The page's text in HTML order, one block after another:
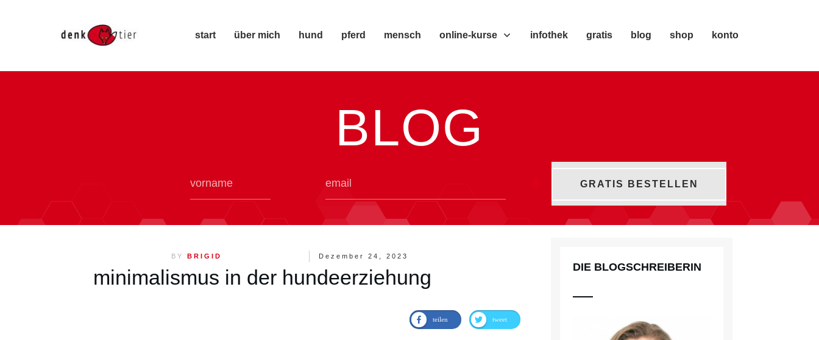
start über mich hund pferd mensch online-kurse infothek gratis blog shop konto
BLOG
GRATIS BESTELLEN
BY BRIGID Dezember 24, 2023
minimalismus in der hundeerziehung
teilen tweet
DIE BLOGSCHREIBERIN